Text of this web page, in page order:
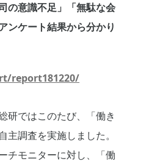
の意識不足」「無駄な会
ンケート結果から分かり
report181220/
研ではこのたび、「働き
主調査を実施しました。
チモニターに対し、「働